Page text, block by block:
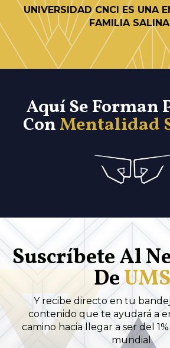
UNIVERSIDAD CNCI ES UNA
FAMILIA
Aquí Se Forman
ConMentalidad
Suscríbete Al
DeUMS
Y recibe directo en tu
contenido que te ayudará a
camino hacia llegar a ser del
mundial.